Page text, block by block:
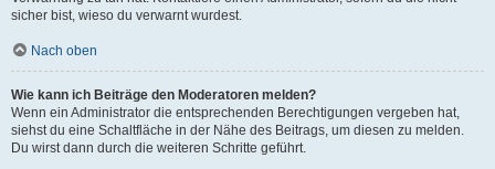
sicher bist, wieso du verwarnt wurdest.
Nach oben
Wie kann ich Beiträge den Moderatoren melden?
Wenn ein Administrator die entsprechenden Berechtigungen vergeben hat,
siehst du eine Schaltfläche in der Nähe des Beitrags, um diesen zu melden.
Du wirst dann durch die weiteren Schritte geführt.